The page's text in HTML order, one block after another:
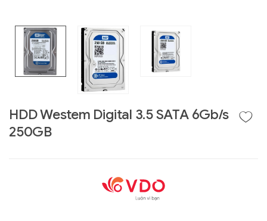
HDD Westem Digital 3.5 SATA 6Gb/s
250GB
Liên hệ
GIGABYTE
G493-SB4 (rev.